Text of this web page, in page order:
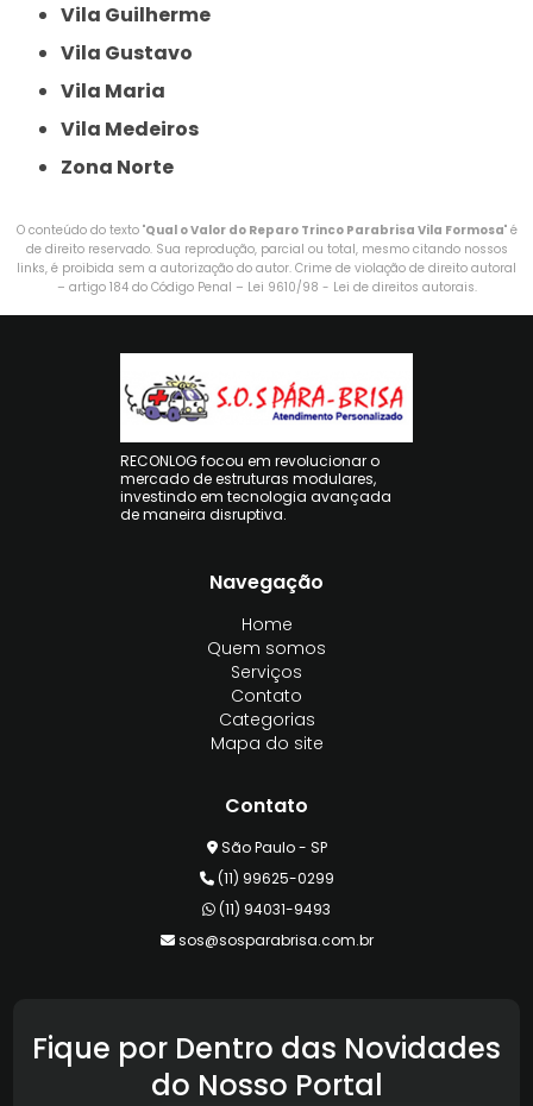
Vila Guilherme
Vila Gustavo
Vila Maria
Vila Medeiros
Zona Norte
O conteúdo do texto "Qual o Valor do Reparo Trinco Parabrisa Vila Formosa" é
de direito reservado. Sua reprodução, parcial ou total, mesmo citando nossos
links, é proibida sem a autorização do autor. Crime de violação de direito autoral
– artigo 184 do Código Penal – Lei 9610/98 - Lei de direitos autorais.
RECONLOG focou em revolucionar o
mercado de estruturas modulares,
investindo em tecnologia avançada
de maneira disruptiva.
Navegação
Home
Quem somos
Serviços
Contato
Categorias
Mapa do site
Contato
São Paulo - SP
(11) 99625-0299
(11) 94031-9493
sos@sosparabrisa.com.br
Fique por Dentro das Novidades
do Nosso Portal